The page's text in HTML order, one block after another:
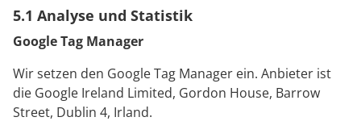
5.1 Analyse und Statistik
Google Tag Manager
Wir setzen den Google Tag Manager ein. Anbieter ist
die Google Ireland Limited, Gordon House, Barrow
Street, Dublin 4, Irland.